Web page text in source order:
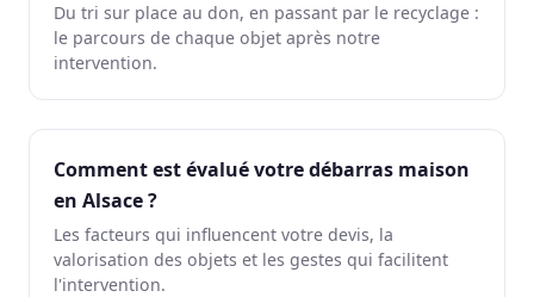
Du tri sur place au don, en passant par le recyclage :
le parcours de chaque objet après notre
intervention.
Comment est évalué votre débarras maison
en Alsace ?
Les facteurs qui influencent votre devis, la
valorisation des objets et les gestes qui facilitent
l'intervention.